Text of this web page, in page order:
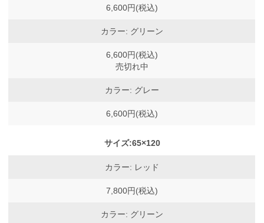
6,600円(税込)
カラー: グリーン
6,600円(税込)
売切れ中
カラー: グレー
6,600円(税込)
サイズ:65×120
カラー: レッド
7,800円(税込)
カラー: グリーン